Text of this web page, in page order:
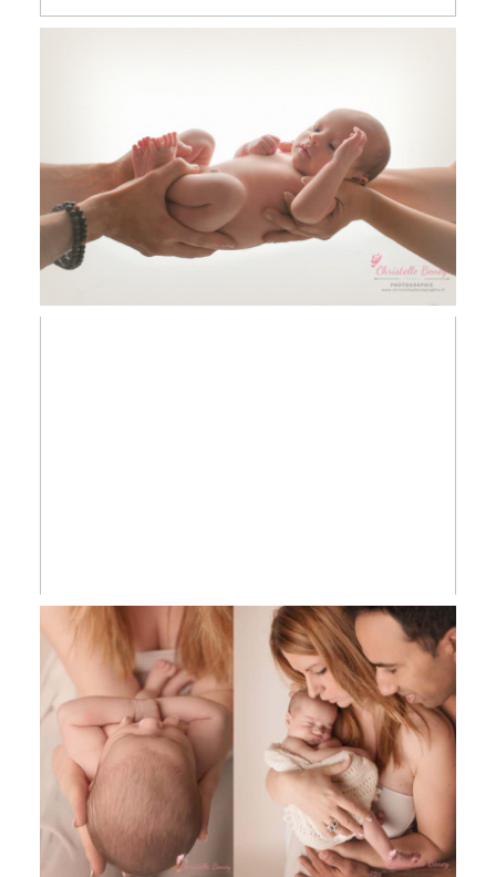
Léo, 10 jours, séance nouveau né ,
photographe nouveau-né Toulouse
Yéléna, 10 jours, séance nouveau-né
Toulouse, photographe nouveau-né
Toulouse, Castres, Revel